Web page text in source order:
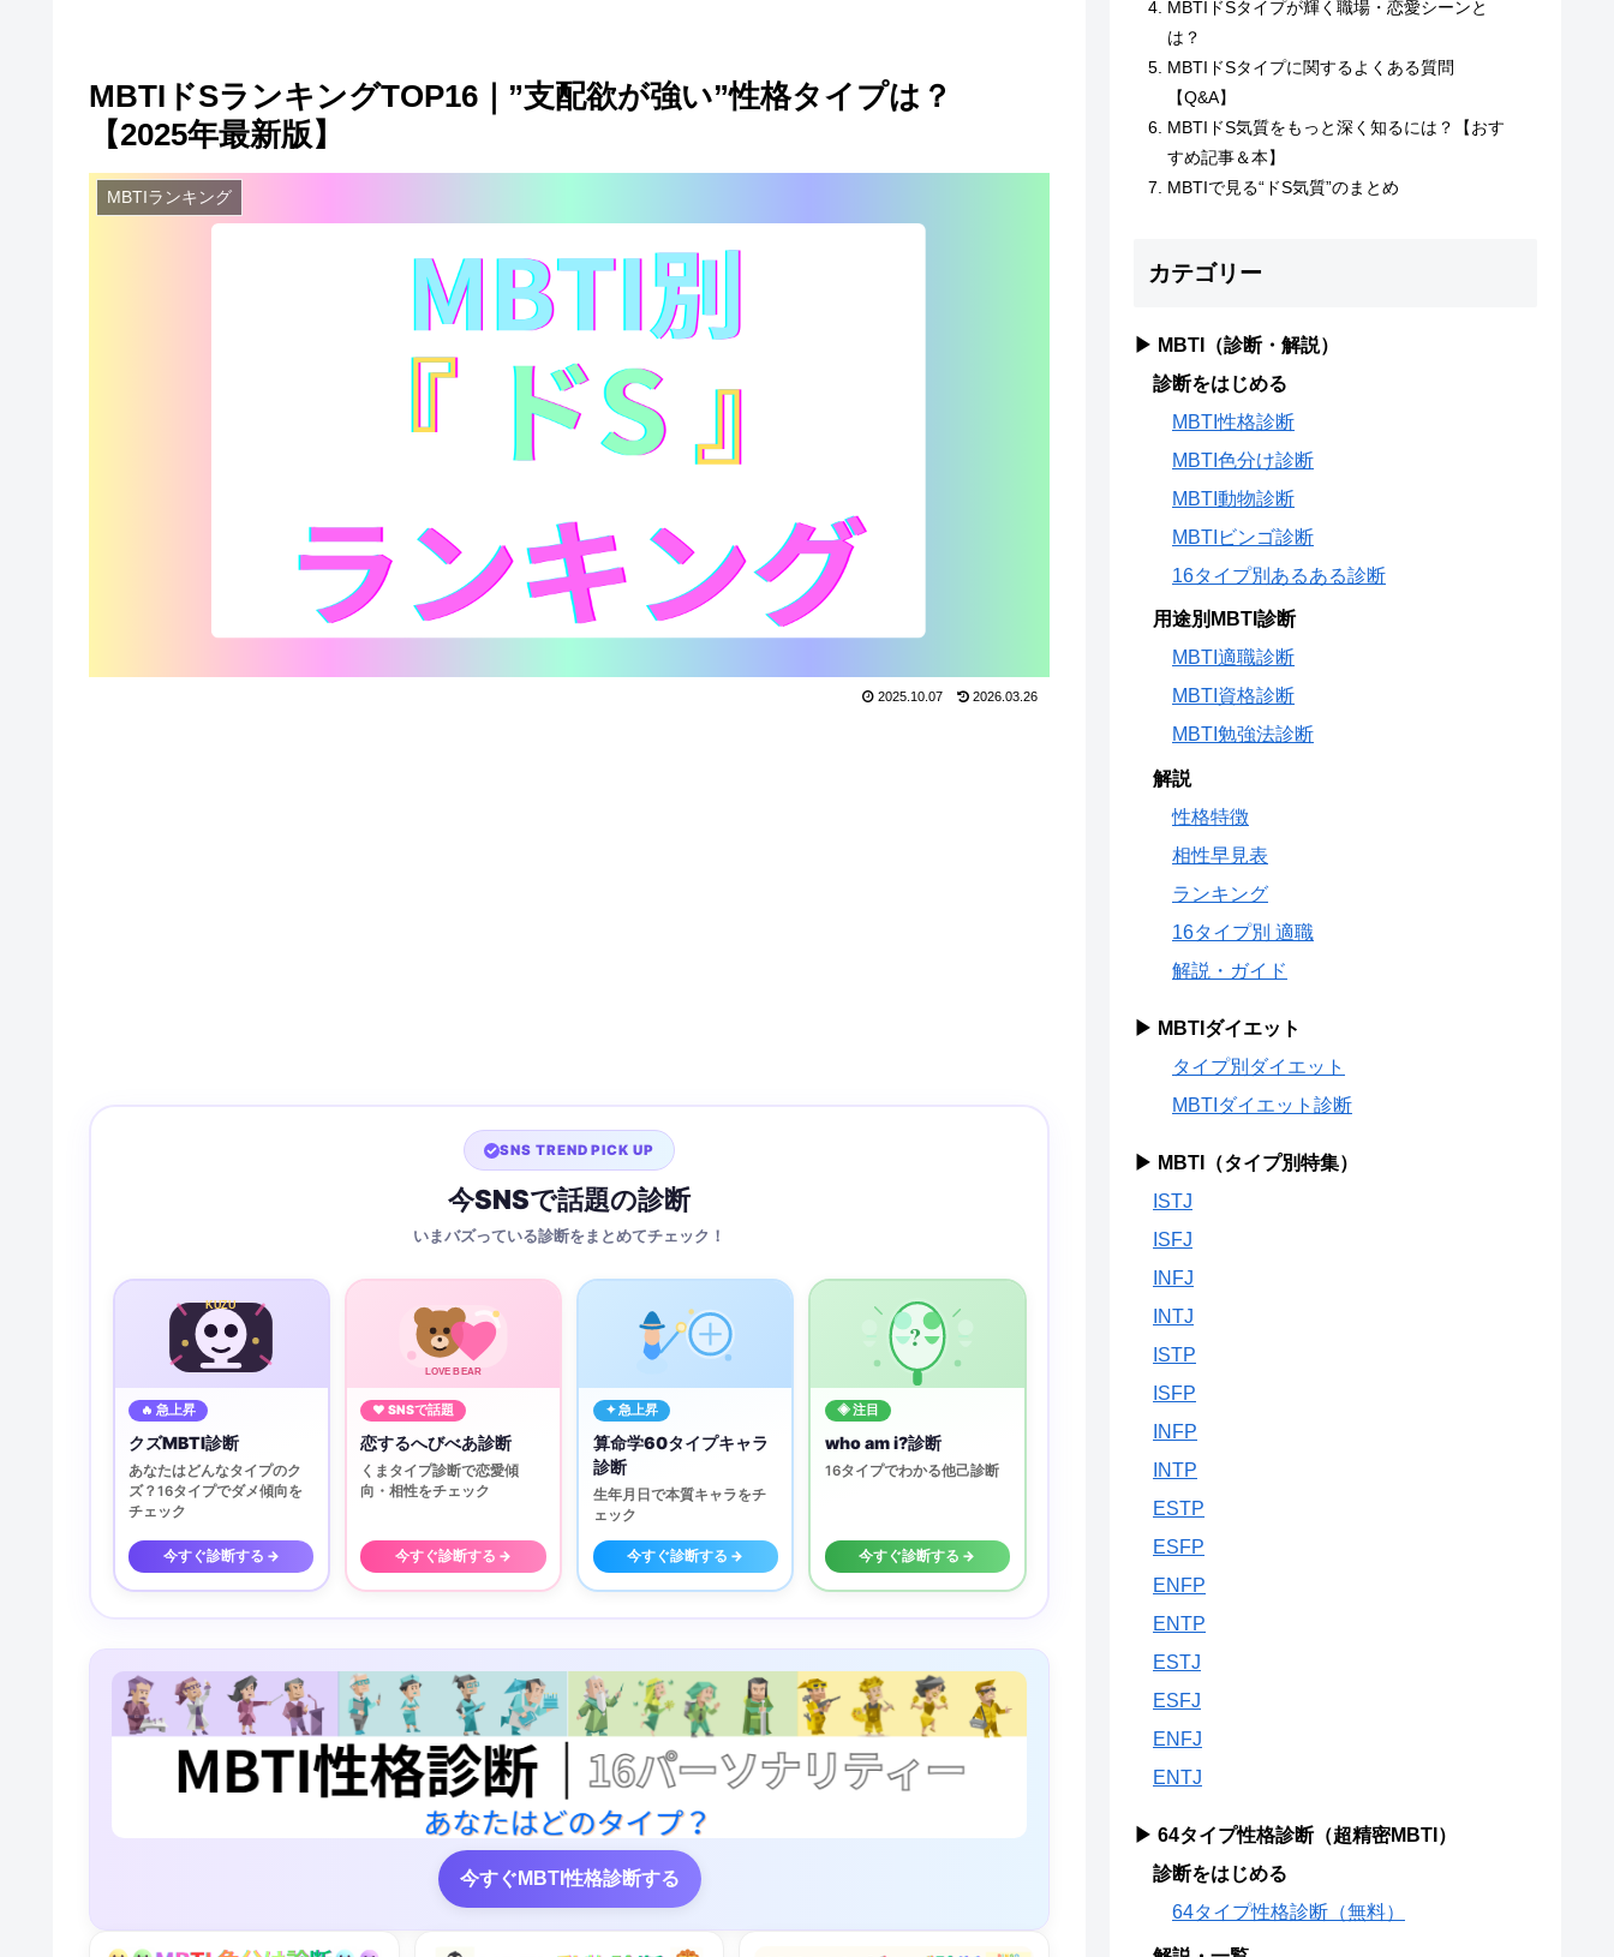
MBTIドSランキングTOP16｜”支配欲が強い”性格タイプは？
【2025年最新版】
MBTIランキング
2025.10.07 2026.03.26
SNS TREND PICK UP
今SNSで話題の診断
いまバズっている診断をまとめてチェック！
KUZU
🔥 急上昇
クズMBTI診断
あなたはどんなタイプのク
ズ？16タイプでダメ傾向を
チェック
今すぐ診断する →
LOVE BEAR
♥ SNSで話題
恋するへびべあ診断
くまタイプ診断で恋愛傾
向・相性をチェック
今すぐ診断する →
✦ 急上昇
算命学60タイプキャラ
診断
生年月日で本質キャラをチ
ェック
今すぐ診断する →
?
◈ 注目
who am i?診断
16タイプでわかる他己診断
今すぐ診断する →
今すぐMBTI性格診断する
MBTIドSタイプが輝く職場・恋愛シーンと
は？
MBTIドSタイプに関するよくある質問
【Q&A】
MBTIドS気質をもっと深く知るには？【おす
すめ記事＆本】
MBTIで見る“ドS気質”のまとめ
カテゴリー
▶ MBTI（診断・解説）
診断をはじめる
MBTI性格診断
MBTI色分け診断
MBTI動物診断
MBTIビンゴ診断
16タイプ別あるある診断
用途別MBTI診断
MBTI適職診断
MBTI資格診断
MBTI勉強法診断
解説
性格特徴
相性早見表
ランキング
16タイプ別 適職
解説・ガイド
▶ MBTIダイエット
タイプ別ダイエット
MBTIダイエット診断
▶ MBTI（タイプ別特集）
ISTJ
ISFJ
INFJ
INTJ
ISTP
ISFP
INFP
INTP
ESTP
ESFP
ENFP
ENTP
ESTJ
ESFJ
ENFJ
ENTJ
▶ 64タイプ性格診断（超精密MBTI）
診断をはじめる
64タイプ性格診断（無料）